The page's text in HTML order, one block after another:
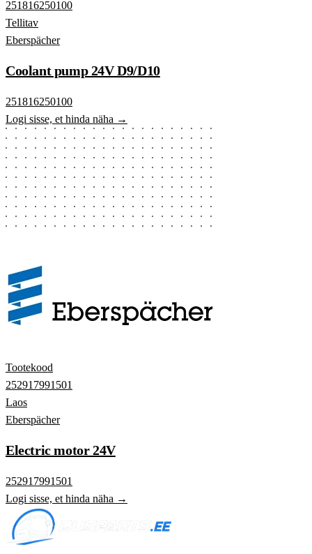
251816250100
Tellitav
Eberspächer
Coolant pump 24V D9/D10
251816250100
Logi sisse, et hinda näha →
Tootekood
252917991501
Laos
Eberspächer
Electric motor 24V
252917991501
Logi sisse, et hinda näha →